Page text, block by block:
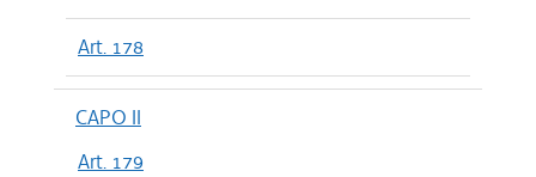
Art. 178
CAPO II
Art. 179